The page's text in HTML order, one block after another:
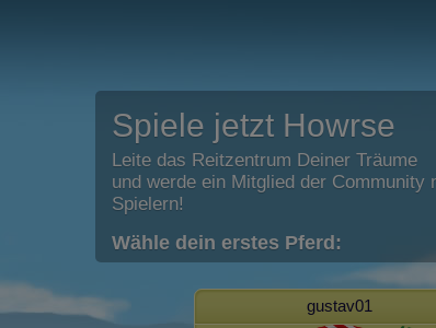
Spiele jetzt Howrse
Leite das Reitzentrum Deiner Träume
und werde ein Mitglied der Community
Spielern!
Wähle dein erstes Pferd:
gustav01